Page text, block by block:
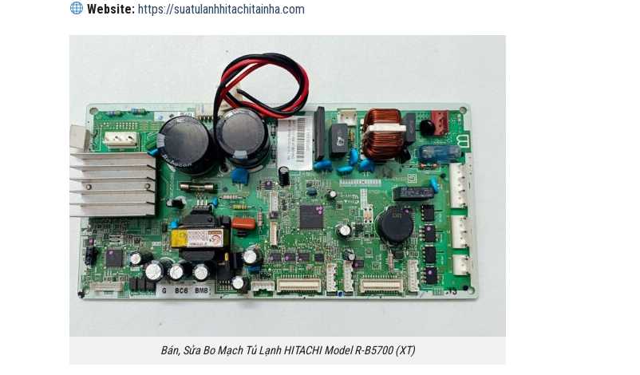
Website: https://suatulanhhitachitainha.com
Bán, Sửa Bo Mạch Tủ Lạnh HITACHI Model R-B5700 (XT)